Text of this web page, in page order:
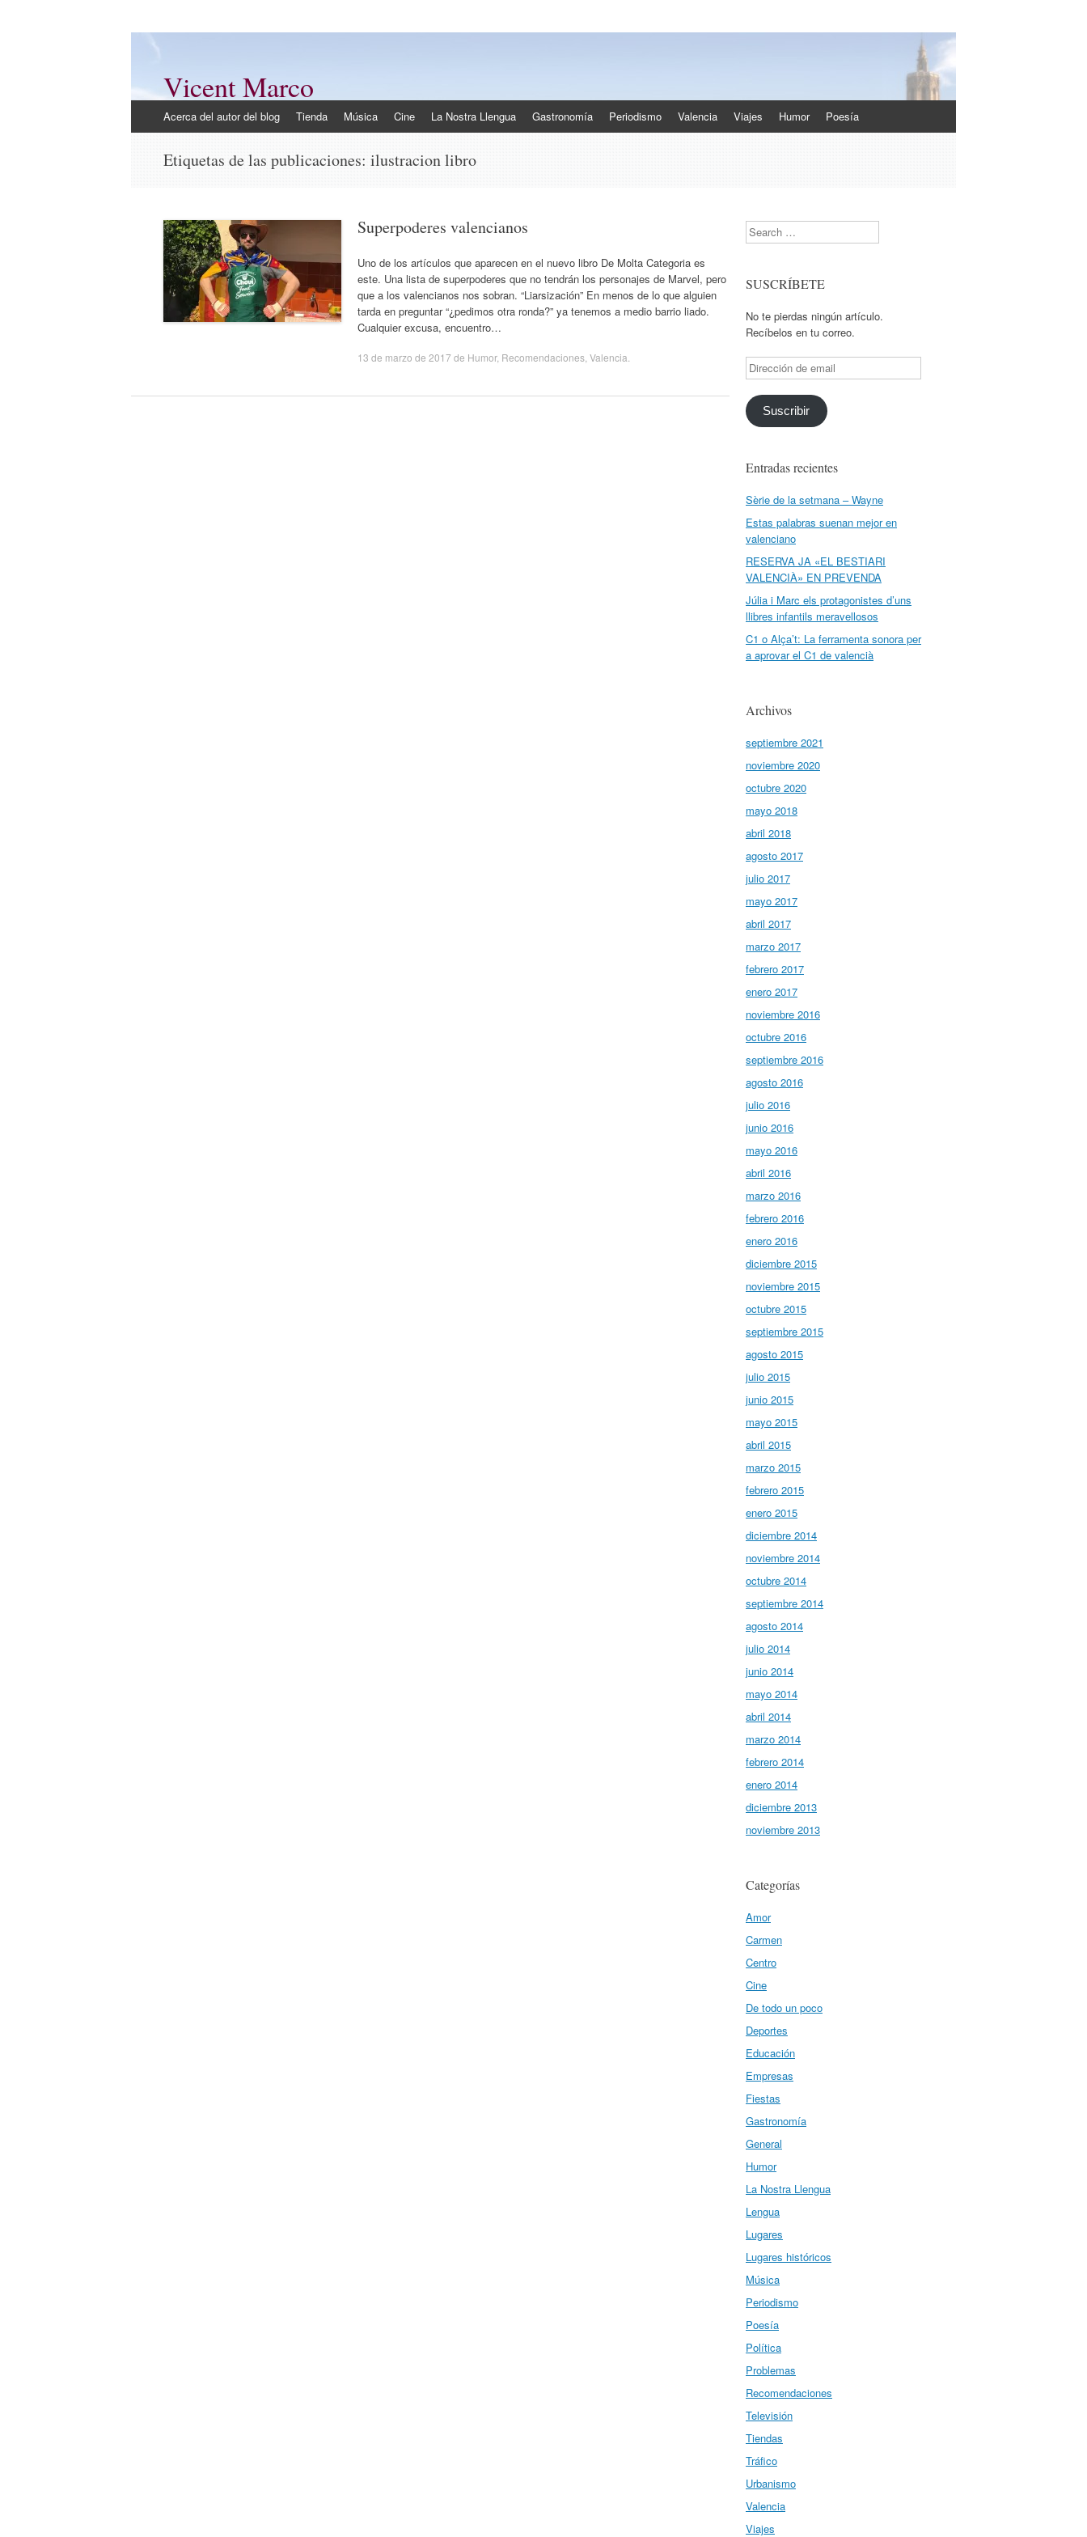
Vicent Marco
al
Acerca del autor del blog Tienda Música Cine La Nostra Llengua Gastronomía Periodismo Valencia Viajes Humor Poesía
Etiquetas de las publicaciones: ilustracion libro
Superpoderes valencianos
Uno de los artículos que aparecen en el nuevo libro De Molta Categoria es
este. Una lista de superpoderes que no tendrán los personajes de Marvel, pero
que a los valencianos nos sobran. “Liarsización” En menos de lo que alguien
tarda en preguntar “¿pedimos otra ronda?” ya tenemos a medio barrio liado.
Cualquier excusa, encuentro…
13 de marzo de 2017 de Humor, Recomendaciones Valencia
Search
SUSCRÍBETE
No te pierdas ningún artículo.
Recíbelos en tu correo.
Dirección
de
email
Suscribir
Entradas recientes
Sèrie de la setmana – Wayne
Estas palabras suenan mejor en
valenciano
RESERVA JA «EL BESTIARI
VALENCIÀ» EN PREVENDA
Júlia i Marc els protagonistes d’uns
llibres infantils meravellosos
C1 o Alça’t: La ferramenta sonora per
a aprovar el C1 de valencià
Archivos
septiembre 2021
noviembre 2020
octubre 2020
mayo 2018
abril 2018
agosto 2017
julio 2017
mayo 2017
abril 2017
marzo 2017
febrero 2017
enero 2017
noviembre 2016
octubre 2016
septiembre 2016
agosto 2016
julio 2016
junio 2016
mayo 2016
abril 2016
marzo 2016
febrero 2016
enero 2016
diciembre 2015
noviembre 2015
octubre 2015
septiembre 2015
agosto 2015
julio 2015
junio 2015
mayo 2015
abril 2015
marzo 2015
febrero 2015
enero 2015
diciembre 2014
noviembre 2014
octubre 2014
septiembre 2014
agosto 2014
julio 2014
junio 2014
mayo 2014
abril 2014
marzo 2014
febrero 2014
enero 2014
diciembre 2013
noviembre 2013
Categorías
Amor
Carmen
Centro
Cine
De todo un poco
Deportes
Educación
Empresas
Fiestas
Gastronomía
General
Humor
La Nostra Llengua
Lengua
Lugares
Lugares históricos
Música
Periodismo
Poesía
Política
Problemas
Recomendaciones
Televisión
Tiendas
Tráfico
Urbanismo
Valencia
Viajes